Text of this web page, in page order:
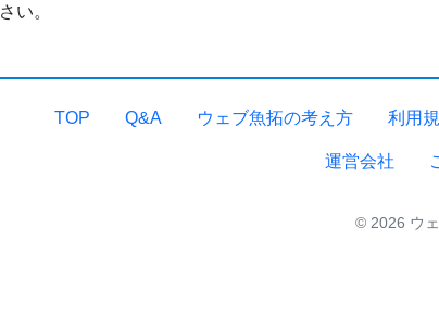
さい。
TOP Q&A ウェブ魚拓の考え方 利用
運営会社
© 2026 ウ